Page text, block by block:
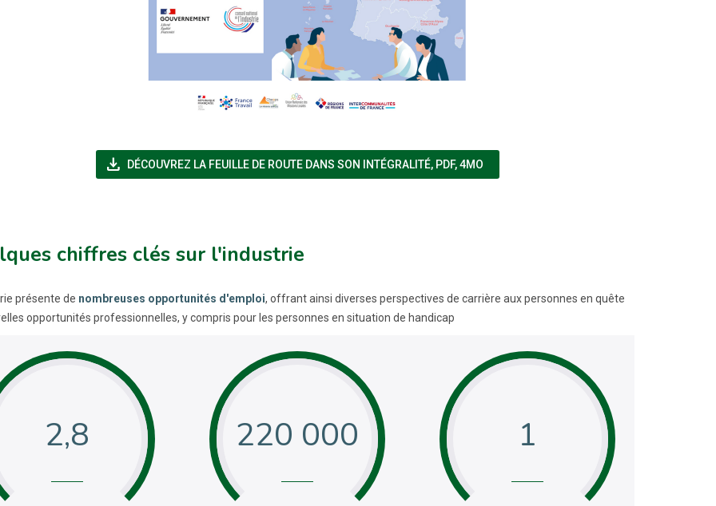
file_download DÉCOUVREZ LA FEUILLE DE ROUTE DANS SON INTÉGRALITÉ(NOUVELLE FENÊTRE)
, PDF, 4MO
chiffres clés sur l'industrie
présente de nombreuses opportunités d'emploi, offrant ainsi diverses perspectives de carrière aux personnes en quête
opportunités professionnelles, y compris pour les personnes en situation de handicap
2,8 220 000 1